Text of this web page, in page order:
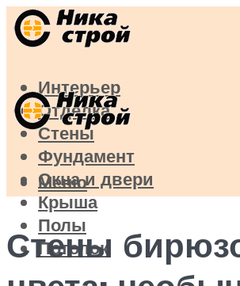
Интерьер
Отделка
Стены
Фундамент
Окна и двери
Крыша
Полы
Потолок
Меню
Стены